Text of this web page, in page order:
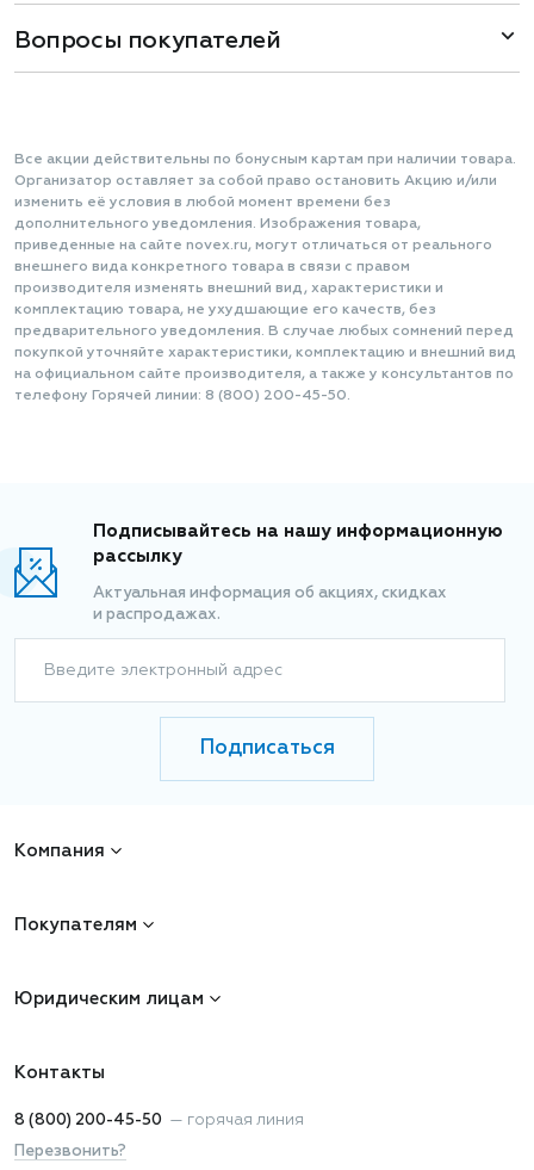
Вопросы покупателей
Все акции действительны по бонусным картам при наличии товара.
Организатор оставляет за собой право остановить Акцию и/или
изменить её условия в любой момент времени без
дополнительного уведомления. Изображения товара,
приведенные на сайте novex.ru, могут отличаться от реального
внешнего вида конкретного товара в связи с правом
производителя изменять внешний вид, характеристики и
комплектацию товара, не ухудшающие его качеств, без
предварительного уведомления. В случае любых сомнений перед
покупкой уточняйте характеристики, комплектацию и внешний вид
на официальном сайте производителя, а также у консультантов по
телефону Горячей линии: 8 (800) 200-45-50.
Подписывайтесь на нашу информационную
рассылку
Актуальная информация об акциях, скидках
и распродажах.
Введите электронный адрес
Подписаться
Компания
Покупателям
Юридическим лицам
Контакты
8 (800) 200-45-50 — горячая линия
Перезвонить?